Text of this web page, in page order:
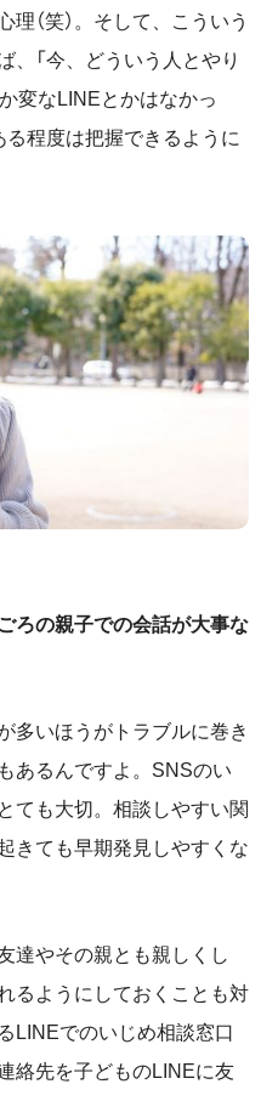
（笑）。そして、こういう
、「今、どういう人とやり
変なLINEとかはなかっ
る程度は把握できるように
の親子での会話が大事な
いほうがトラブルに巻き
あるんですよ。SNSのい
ても大切。相談しやすい関
きても早期発見しやすくな
達やその親とも親しくし
るようにしておくことも対
LINEでのいじめ相談窓口
絡先を子どものLINEに友